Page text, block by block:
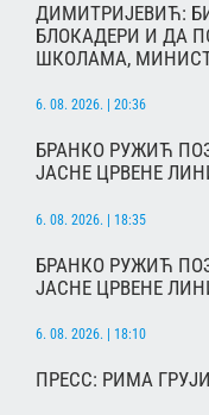
ДИМИТРИЈЕВИЋ:
БЛОКАДЕРИ И ДА
ШКОЛАМА,
6. 08. 2026. | 20:36
БРАНКО РУЖИЋ
ЈАСНЕ ЦРВЕНЕ
6. 08. 2026. | 18:35
БРАНКО РУЖИЋ
ЈАСНЕ ЦРВЕНЕ
6. 08. 2026. | 18:10
ПРЕСС: РИМА